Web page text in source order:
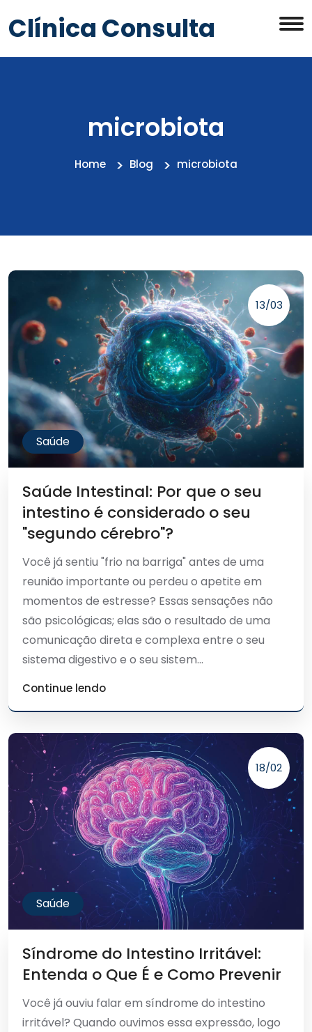
Clínica Consulta
microbiota
Home Blog microbiota
13/03
Saúde
Saúde Intestinal: Por que o seu
intestino é considerado o seu
"segundo cérebro"?
Você já sentiu "frio na barriga" antes de uma
reunião importante ou perdeu o apetite em
momentos de estresse? Essas sensações não
são psicológicas; elas são o resultado de uma
comunicação direta e complexa entre o seu
sistema digestivo e o seu sistem...
Continue lendo
18/02
Saúde
Síndrome do Intestino Irritável:
Entenda o Que É e Como Prevenir
Você já ouviu falar em síndrome do intestino
irritável? Quando ouvimos essa expressão, logo